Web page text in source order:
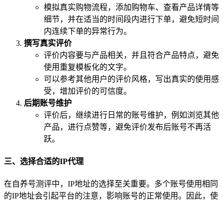
模拟真实购物流程，添加购物车、查看产品详情等
细节，并在适当的时间段内进行下单，避免短时间
内连续下单的异常行为。
撰写真实评价
评价内容要与产品相关，并且符合产品特点，避免
使用重复模板化的文字。
可以参考其他用户的评价风格，写出真实的使用感
受，增加评价的可信度。
后期账号维护
评价后，继续进行日常的账号维护，例如浏览其他
产品，进行点赞等，避免评价发布后账号不再活
跃。
三、选择合适的IP代理
在自养号测评中，IP地址的选择至关重要。多个账号使用相同
的IP地址会引起平台的注意，影响账号的正常使用。因此，使